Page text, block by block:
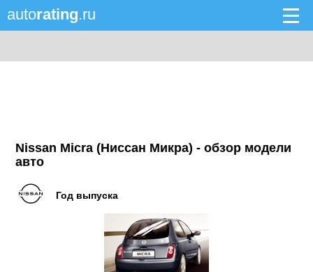
autorating.ru
Nissan Micra (Ниссан Микра) - обзор модели
авто
Год выпуска